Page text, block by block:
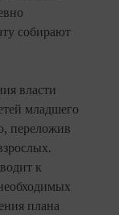
собирают
власти
младшего
переложив
к
плана